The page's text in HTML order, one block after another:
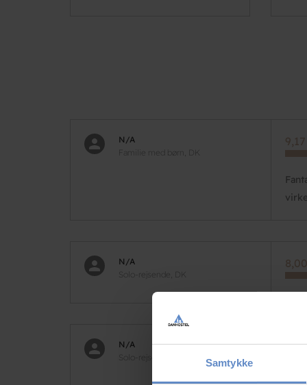
Samtykke
N/A
Familie med børn, DK
N/A
Solo-rejsende, DK
N/A